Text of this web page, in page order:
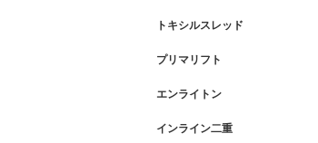
トキシルスレッド
プリマリフト
エンライトン
インライン二重